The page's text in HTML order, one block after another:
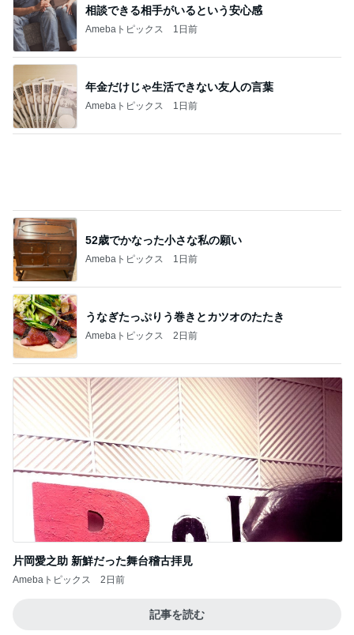
相談できる相手がいるという安心感
Amebaトピックス 1日前
年金だけじゃ生活できない友人の言葉
Amebaトピックス 1日前
うなぎたっぷりう巻きとカツオのたたき
Amebaトピックス 2日前
片岡愛之助 新鮮だった舞台稽古拝見
Amebaトピックス 2日前
記事を読む
Amebaトピックス 12時間前